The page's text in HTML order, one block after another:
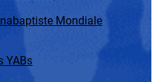
Mondiale
YABs